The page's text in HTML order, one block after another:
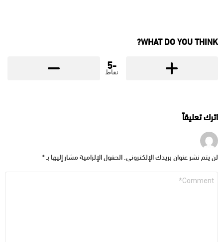
WHAT DO YOU THINK?
-5
نقاط
اترك تعليقاً
لن يتم نشر عنوان بريدك الإلكتروني.الحقول الإلزامية مشار إليها بـ*